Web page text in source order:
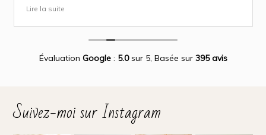
(grossesse et naissance). Ce fut une expérience des plus
Encore merci infiniment.
Lire la suite
Évaluation Google: 5.0sur 5, Basée sur 395 avis
Suivez-moi sur Instagram